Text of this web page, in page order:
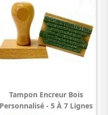
Tampon Encreur Bois
Personnalisé - 5 À 7 Lignes